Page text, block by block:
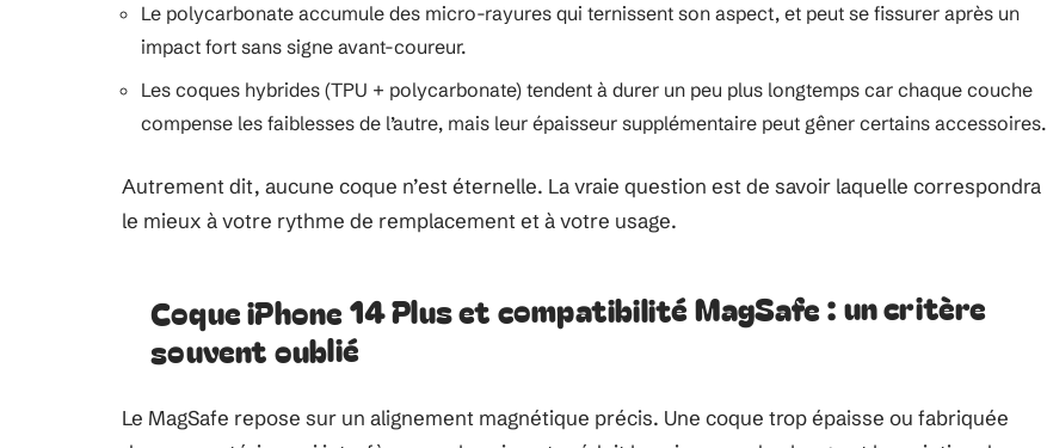
Le polycarbonate accumule des micro-rayures qui ternissent son aspect, et peut se fissurer après un
impact fort sans signe avant-coureur.
Les coques hybrides (TPU + polycarbonate) tendent à durer un peu plus longtemps car chaque couche
compense les faiblesses de l’autre, mais leur épaisseur supplémentaire peut gêner certains accessoires.
Autrement dit, aucune coque n’est éternelle. La vraie question est de savoir laquelle correspondra
le mieux à votre rythme de remplacement et à votre usage.
Coque iPhone 14 Plus et compatibilité MagSafe : un critère
souvent oublié
Le MagSafe repose sur un alignement magnétique précis. Une coque trop épaisse ou fabriquée